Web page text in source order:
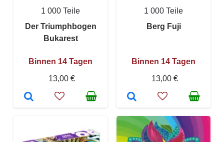
1 000 Teile
Der Triumphbogen
Bukarest
Binnen 14 Tagen
13,00 €
1 000 Teile
Berg Fuji
Binnen 14 Tagen
13,00 €